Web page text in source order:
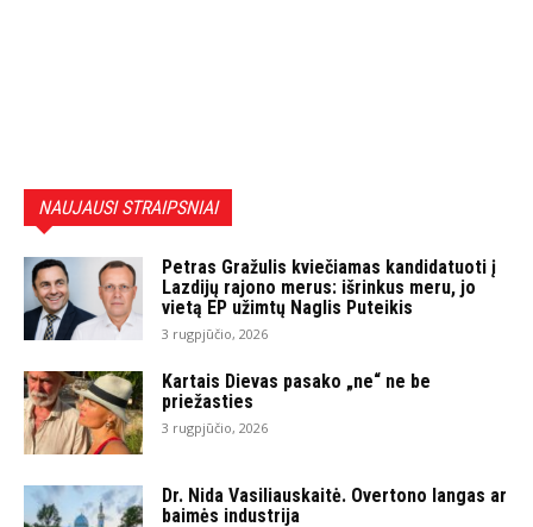
NAUJAUSI STRAIPSNIAI
Petras Gražulis kviečiamas kandidatuoti į
Lazdijų rajono merus: išrinkus meru, jo
vietą EP užimtų Naglis Puteikis
3 rugpjūčio, 2026
Kartais Dievas pasako „ne“ ne be
priežasties
3 rugpjūčio, 2026
Dr. Nida Vasiliauskaitė. Overtono langas ar
baimės industrija